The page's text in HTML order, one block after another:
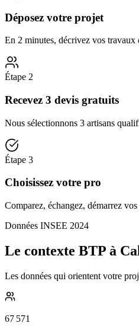
Déposez votre projet
En 2 minutes, décrivez vos travaux
Étape 2
Recevez 3 devis gratuits
Nous sélectionnons 3 artisans
Étape 3
Choisissez votre pro
Comparez, échangez, démarrez
Données INSEE 2024
Le contexte BTP à
Les données qui orientent votre
67 571